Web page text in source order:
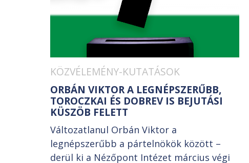
KÖZVÉLEMÉNY-KUTATÁSOK
ORBÁN VIKTOR A LEGNÉPSZERŰBB,
TOROCZKAI ÉS DOBREV IS BEJUTÁSI
KÜSZÖB FELETT
Változatlanul Orbán Viktor a
legnépszerűbb a pártelnökök között –
derül ki a Nézőpont Intézet március végi